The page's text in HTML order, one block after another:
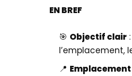
EN BREF
🎯 Objectif clair
l’emplacement,
📍 Emplacement